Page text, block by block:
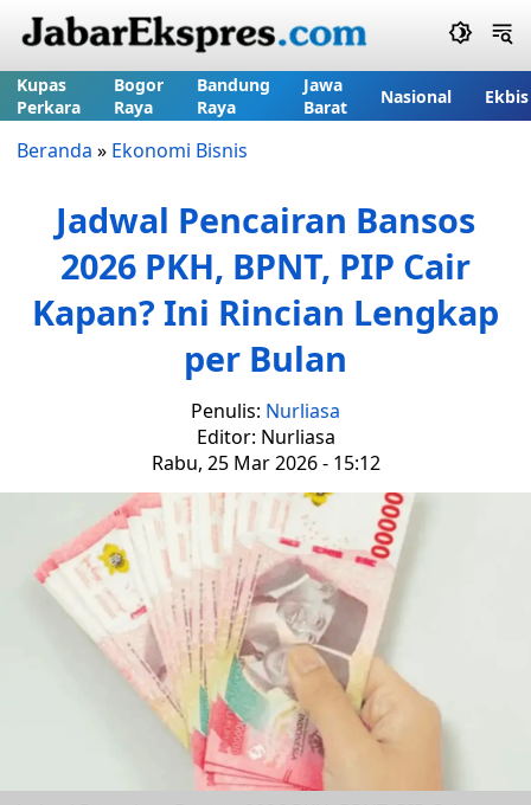
Kupas
Perkara
Bogor
Raya
Bandung
Raya
Jawa
Barat
Nasional Ekbis
Beranda » Ekonomi Bisnis
Jadwal Pencairan Bansos
2026 PKH, BPNT, PIP Cair
Kapan? Ini Rincian Lengkap
per Bulan
Penulis: Nurliasa
Editor: Nurliasa
Rabu, 25 Mar 2026 - 15:12